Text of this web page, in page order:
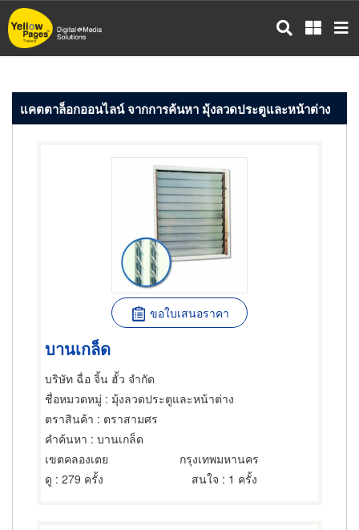
ข้าม
ไป
หลัก
แคตตาล็อกออนไลน์ จากการค้นหา มุ้งลวดประตูและหน้าต่าง
ขอใบเสนอราคา
บานเกล็ด
บริษัท ฉื่อ จิ้น ฮั้ว จำกัด
ชื่อหมวดหมู่ : มุ้งลวดประตูและหน้าต่าง
ตราสินค้า : ตราสามศร
คำค้นหา : บานเกล็ด
เขตคลองเตย
กรุงเทพมหานคร
ดู : 279 ครั้ง สนใจ : 1 ครั้ง